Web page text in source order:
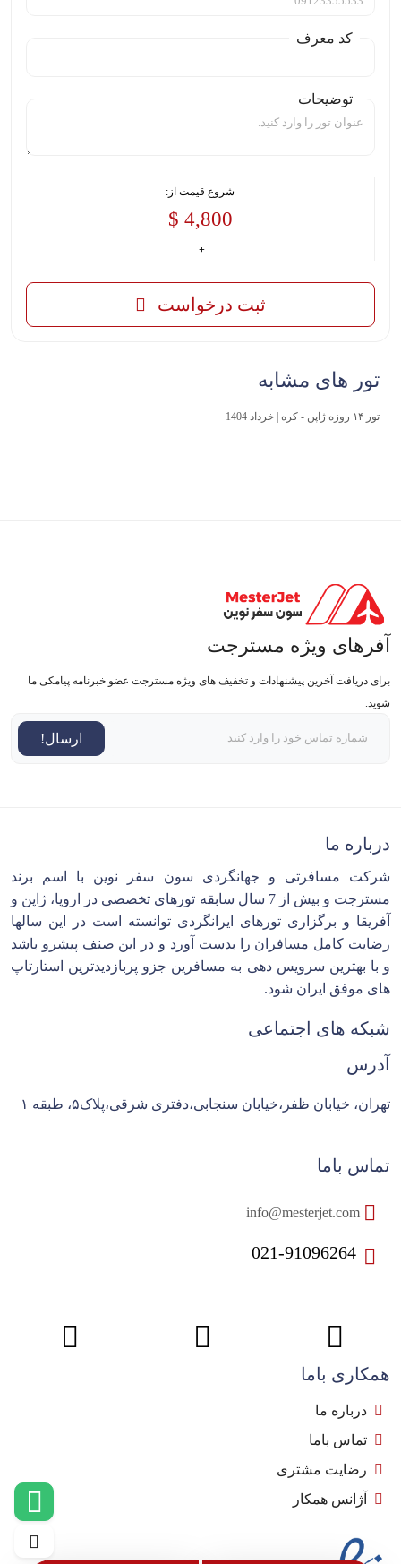
کد معرف
توضیحات
شروع قیمت از:
4,800 $
ثبت درخواست
تور های مشابه
تور ۱۴ روزه ژاپن - کره | خرداد 1404
آفرهای ویژه مسترجت
برای دریافت آخرین پیشنهادات و تخفیف های ویژه مسترجت عضو خبرنامه پیامکی ما
شوید.
ارسال!
درباره ما
شرکت مسافرتی و جهانگردی سون سفر نوین با اسم برند
مسترجت و بیش از 7 سال سابقه تورهای تخصصی در اروپا، ژاپن و
آفریقا و برگزاری تورهای ایرانگردی توانسته است در این سالها
رضایت کامل مسافران را بدست آورد و در این صنف پیشرو باشد
و با بهترین سرویس دهی به مسافرین جزو پربازدیدترین استارتاپ
های موفق ایران شود.
شبکه های اجتماعی
آدرس
تهران، خیابان ظفر،خیابان سنجابی،دفتری شرقی،پلاک۵، طبقه ۱
تماس باما
021-91096264
همکاری باما
درباره ما
تماس باما
رضایت مشتری
آژانس همکار